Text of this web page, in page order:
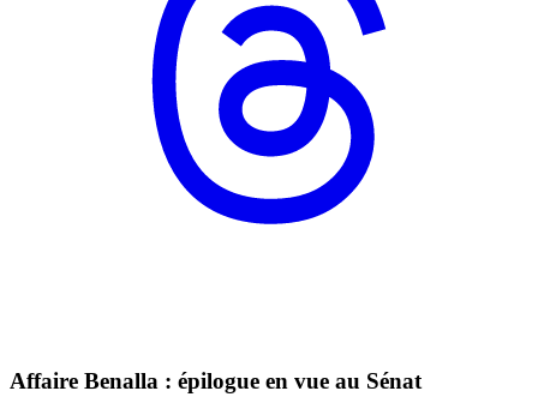
Affaire Benalla : épilogue en vue au Sénat